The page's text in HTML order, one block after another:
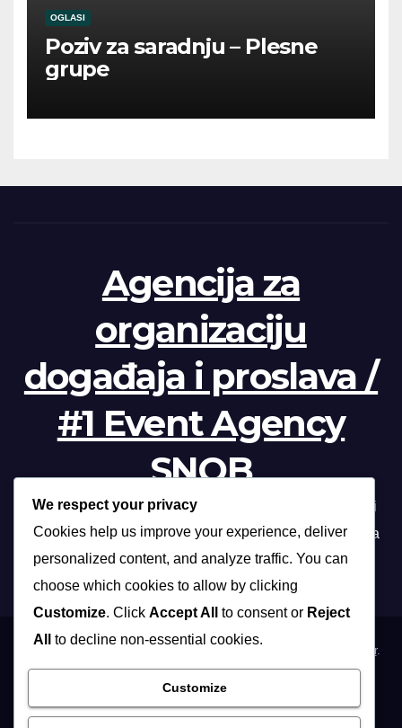
OGLASI
Poziv za saradnju – Plesne
grupe
Agencija za
organizaciju
događaja i proslava /
#1 Event Agency
SNOB
Profesionalna organizacija događanja /// Beograd, Novi
Sad, Niš, Kopaonik, Zlatibor, Vrnjačka banja, Sokobanja
Themeansar.
Organizacija poslovnih događaja
We respect your privacy
Cookies help us improve your experience, deliver
personalized content, and analyze traffic. You can
choose which cookies to allow by clicking
Customize. Click Accept All to consent or Reject
All
to decline non-essential cookies.
Customize